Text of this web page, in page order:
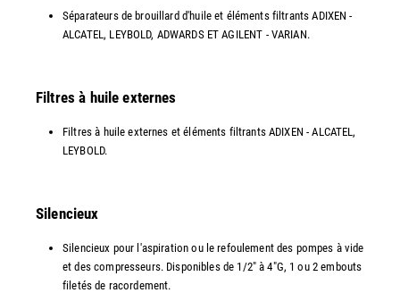
Séparateurs de brouillard d'huile et éléments filtrants ADIXEN -
ALCATEL, LEYBOLD, ADWARDS ET AGILENT - VARIAN.
Filtres à huile externes
Filtres à huile externes et éléments filtrants ADIXEN - ALCATEL,
LEYBOLD.
Silencieux
Silencieux pour l'aspiration ou le refoulement des pompes à vide
et des compresseurs. Disponibles de 1/2" à 4"G, 1 ou 2 embouts
filetés de racordement.